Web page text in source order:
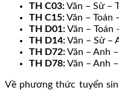
TH C03:Văn – Sử –
TH C15:Văn – Toán
TH D01:Văn – Toán
TH D14:Văn – Sử –
TH D72:Văn – Anh
TH D78:Văn – Anh
Về phương thức tuyển